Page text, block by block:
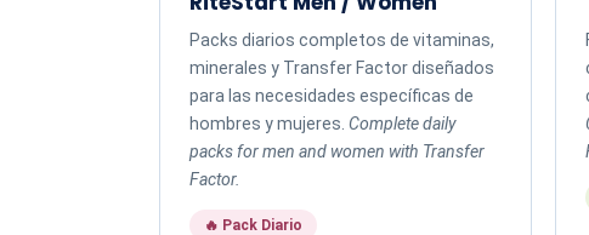
Packs diarios completos de vitaminas,
minerales y Transfer Factor diseñados
para las necesidades específicas de
hombres y mujeres. Complete daily
packs for men and women with Transfer
Factor.
🔥 Pack Diario